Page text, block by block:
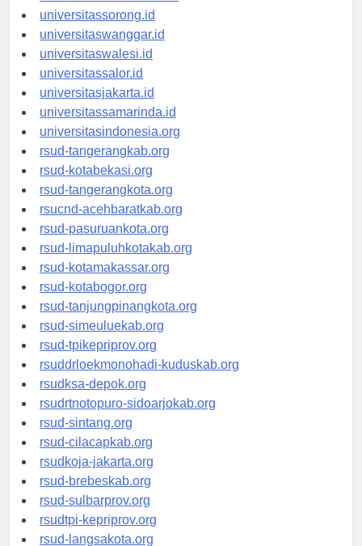
universitasmanokwari.id
universitassorong.id
universitaswanggar.id
universitaswalesi.id
universitassalor.id
universitasjakarta.id
universitassamarinda.id
universitasindonesia.org
rsud-tangerangkab.org
rsud-kotabekasi.org
rsud-tangerangkota.org
rsucnd-acehbaratkab.org
rsud-pasuruankota.org
rsud-limapuluhkotakab.org
rsud-kotamakassar.org
rsud-kotabogor.org
rsud-tanjungpinangkota.org
rsud-simeuluekab.org
rsud-tpikepriprov.org
rsuddrloekmonohadi-kuduskab.org
rsudksa-depok.org
rsudrtnotopuro-sidoarjokab.org
rsud-sintang.org
rsud-cilacapkab.org
rsudkoja-jakarta.org
rsud-brebeskab.org
rsud-sulbarprov.org
rsudtpi-kepriprov.org